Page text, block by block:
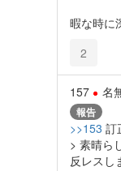
暇な時に
2
157 名
報告
>>153 訂
> 素晴ら
反レスし